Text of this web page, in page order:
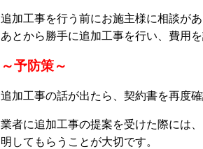
追加工事を行う前にお施主様に相談が
あとから勝手に追加工事を行い、費用
～予防策～
追加工事の話が出たら、契約書を再度確
業者に追加工事の提案を受けた際には
明してもらうことが大切です。